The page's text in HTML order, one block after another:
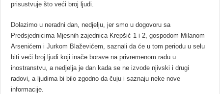
prisustvuje što veći broj ljudi.
Dolazimo u neradni dan, nedjelju, jer smo u dogovoru sa
Predsjednicima Mjesnih zajednica Krepšić 1 i 2,gospodom Milanom
Arsenićem i Jurkom Blaževićem, saznali da će u tom periodu u selu
biti veći broj ljudi koji inače borave na privremenom radu u
inostranstvu, a nedjelja je dan kada se ne izvode njivski i drugi
radovi, a ljudima bi bilo zgodno da čuju i saznaju neke nove
informacije.